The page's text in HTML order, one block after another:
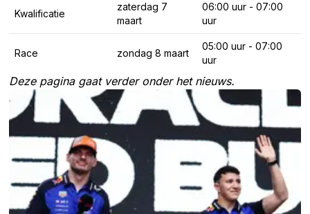
Kwalificatie
zaterdag 7
maart
06:00 uur - 07:00
uur
Race zondag 8 maart
05:00 uur - 07:00
uur
Deze pagina gaat verder onder het nieuws.